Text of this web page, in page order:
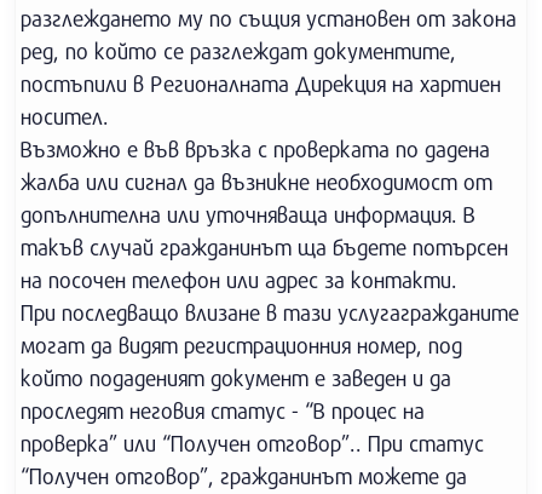
разглеждането му по същия установен от закона
ред, по който се разглеждат документите,
постъпили в Регионалната Дирекция на хартиен
носител.
Възможно е във връзка с проверката по дадена
жалба или сигнал да възникне необходимост от
допълнителна или уточняваща информация. В
такъв случай гражданинът ща бъдете потърсен
на посочен телефон или адрес за контакти.
При последващо влизане в тази услугагражданите
могат да видят регистрационния номер, под
който подаденият документ е заведен и да
проследят неговия статус - “В процес на
проверка” или “Получен отговор”.. При статус
“Получен отговор”, гражданинът можете да